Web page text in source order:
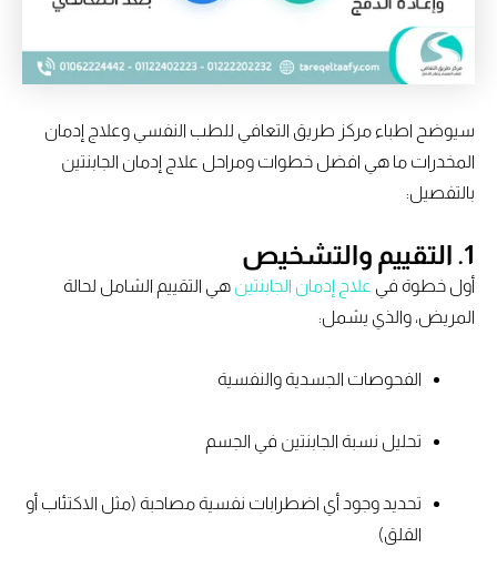
سيوضح اطباء مركز طريق التعافي للطب النفسي وعلاج إدمان
المخدرات ما هي افضل خطوات ومراحل علاج إدمان الجابنتين
بالتفصيل:
أول خطوة في علاج إدمان الجابنتينهي التقييم الشامل لحالة
المريض، والذي يشمل:
الفحوصات الجسدية والنفسية
تحليل نسبة الجابنتين في الجسم
تحديد وجود أي اضطرابات نفسية مصاحبة (مثل الاكتئاب أو
القلق)